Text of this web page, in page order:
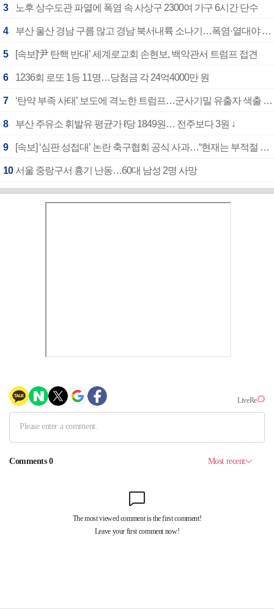
3 노후 상수도관 파열에 폭염 속 사상구 2300여 가구 6시간 단수
4 부산 울산 경남 구름 많고 경남 북서내륙 소나기…폭염·열대야 계속
5 [속보]‘尹 탄핵 반대’ 세계로교회 손현보, 백악관서 트럼프 접견
6 1236회 로또 1등 11명…당첨금 각 24억4000만 원
7 ‘탄약 부족 사태’ 보도에 격노한 트럼프…군사기밀 유출자 색출 지시
8 부산 주유소 휘발유 평균가 ℓ당 1849원… 전주보다 3원 ↓
9 [속보] ‘심판 성접대’ 논란 축구협회 공식 사과…“현재는 부적절 행위 없어”
10 서울 중랑구서 흉기 난동…60대 남성 2명 사망